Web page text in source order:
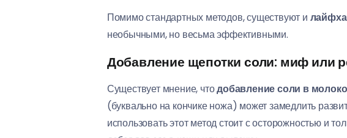
Помимо стандартных методов, существуют и
необычными, но весьма эффективными.
Добавление щепотки соли: миф или
Существует мнение, чтодобавление соли в молоко
(буквально на кончике ножа) может замедлить
использовать этот метод стоит с осторожностью и